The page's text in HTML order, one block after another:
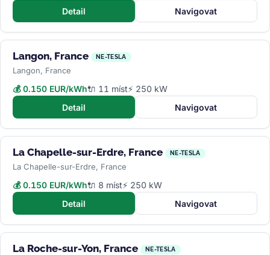
Detail
Navigovat
Langon, France NE-TESLA
Langon, France
💰 0.150 EUR/kWh🔌 11 míst⚡ 250 kW
Detail
Navigovat
La Chapelle-sur-Erdre, France NE-TESLA
La Chapelle-sur-Erdre, France
💰 0.150 EUR/kWh🔌 8 míst⚡ 250 kW
Detail
Navigovat
La Roche-sur-Yon, France NE-TESLA